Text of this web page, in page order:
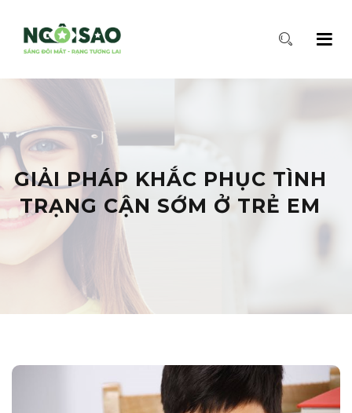
GIẢI PHÁP KHẮC PHỤC TÌNH
TRẠNG CẬN SỚM Ở TRẺ EM